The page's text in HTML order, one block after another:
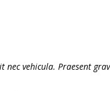
vehicula. Praesent